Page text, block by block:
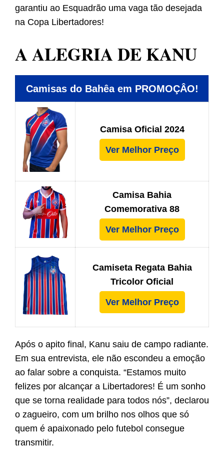
garantiu ao Esquadrão uma vaga tão desejada
na Copa Libertadores!
A ALEGRIA DE KANU
Camisas do Bahêa em PROMOÇÂO!
Camisa Oficial 2024
Ver Melhor Preço
Camisa Bahia
Comemorativa 88
Ver Melhor Preço
Camiseta Regata Bahia
Tricolor Oficial
Ver Melhor Preço
Após o apito final, Kanu saiu de campo radiante.
Em sua entrevista, ele não escondeu a emoção
ao falar sobre a conquista. “Estamos muito
felizes por alcançar a Libertadores! É um sonho
que se torna realidade para todos nós”, declarou
o zagueiro, com um brilho nos olhos que só
quem é apaixonado pelo futebol consegue
transmitir.